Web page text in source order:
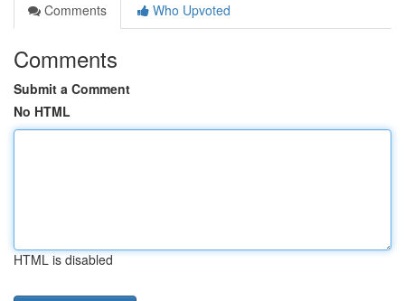
Comments
Who Upvoted
Comments
Submit a Comment
No HTML
HTML is disabled